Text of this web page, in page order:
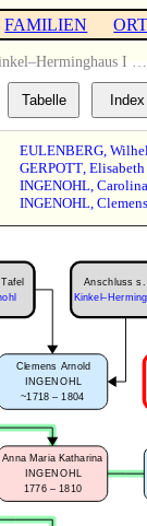
FAMILIEN
I …
EULENBERG,
GERPOTT, Elisabeth
INGENOHL, Carolina
INGENOHL, Clemens
Anschluss s.
Clemens Arnold
INGENOHL
~1718 – 1804
Anna Maria Katharina
INGENOHL
1776 – 1810